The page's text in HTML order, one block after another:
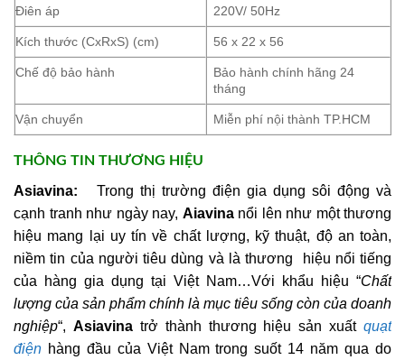
Điên áp 220V/ 50Hz
Kích thước (CxRxS) (cm) 56 x 22 x 56
Chế độ bảo hành
Bảo hành chính hãng 24
tháng
Vận chuyển Miễn phí nội thành TP.HCM
THÔNG TIN THƯƠNG HIỆU
Asiavina: Trong thị trường điện gia dụng sôi động và
cạnh tranh như ngày nay, Aiavinanổi lên như một thương
hiệu mang lại uy tín về chất lượng, kỹ thuật, độ an toàn,
niềm tin của người tiêu dùng và là thương hiệu nổi tiếng
của hàng gia dụng tại Việt Nam…Với khẩu hiệu “Chất
lượng của sản phẩm chính là mục tiêu sống còn của doanh
nghiệp“, Asiavinatrở thành thương hiệu sản xuất quạt
điện hàng đầu của Việt Nam trong suốt 14 năm qua do